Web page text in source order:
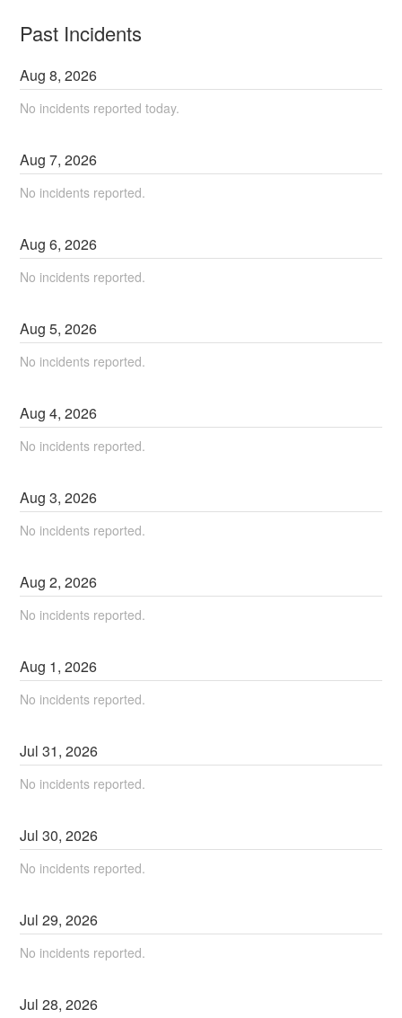
Past Incidents
Aug8,2026
No incidents reported today.
Aug7,2026
No incidents reported.
Aug6,2026
No incidents reported.
Aug5,2026
No incidents reported.
Aug4,2026
No incidents reported.
Aug3,2026
No incidents reported.
Aug2,2026
No incidents reported.
Aug 1,2026
No incidents reported.
Jul31,2026
No incidents reported.
Jul30,2026
No incidents reported.
Jul29,2026
No incidents reported.
Jul28,2026